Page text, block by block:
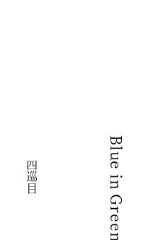
Blue in Green 4
四巡目